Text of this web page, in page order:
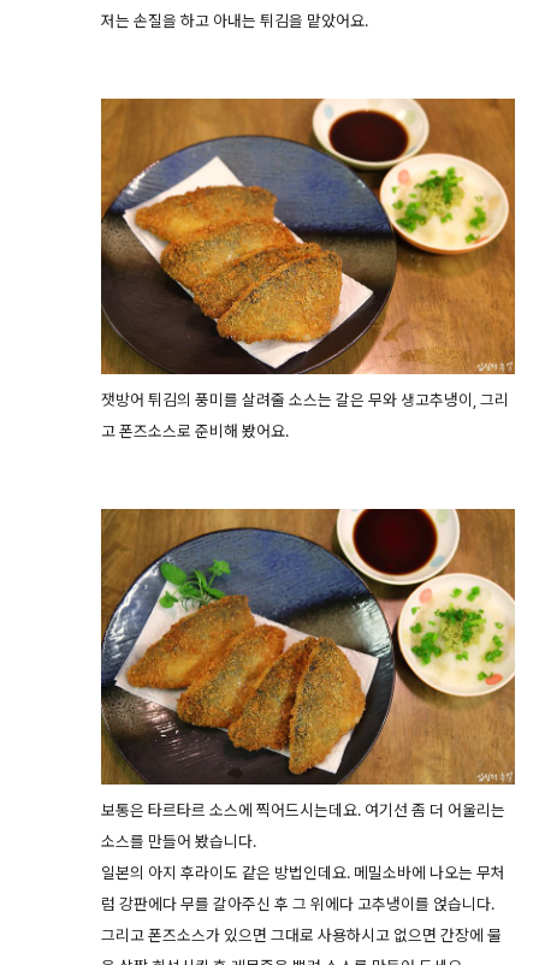
저는 손질을 하고 아내는 튀김을 맡았어요.
잿방어 튀김의 풍미를 살려줄 소스는 갈은 무와 생고추냉이, 그리
고 폰즈소스로 준비해 봤어요.
보통은 타르타르 소스에 찍어드시는데요. 여기선 좀 더 어울리는
소스를 만들어 봤습니다.
일본의 아지 후라이도 같은 방법인데요. 메밀소바에 나오는 무처
럼 강판에다 무를 갈아주신 후 그 위에다 고추냉이를 얹습니다.
그리고 폰즈소스가 있으면 그대로 사용하시고 없으면 간장에 물